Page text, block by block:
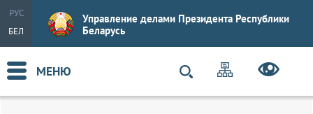
РУС
БЕЛ
Управление делами Президента Республики
Беларусь
МЕНЮ